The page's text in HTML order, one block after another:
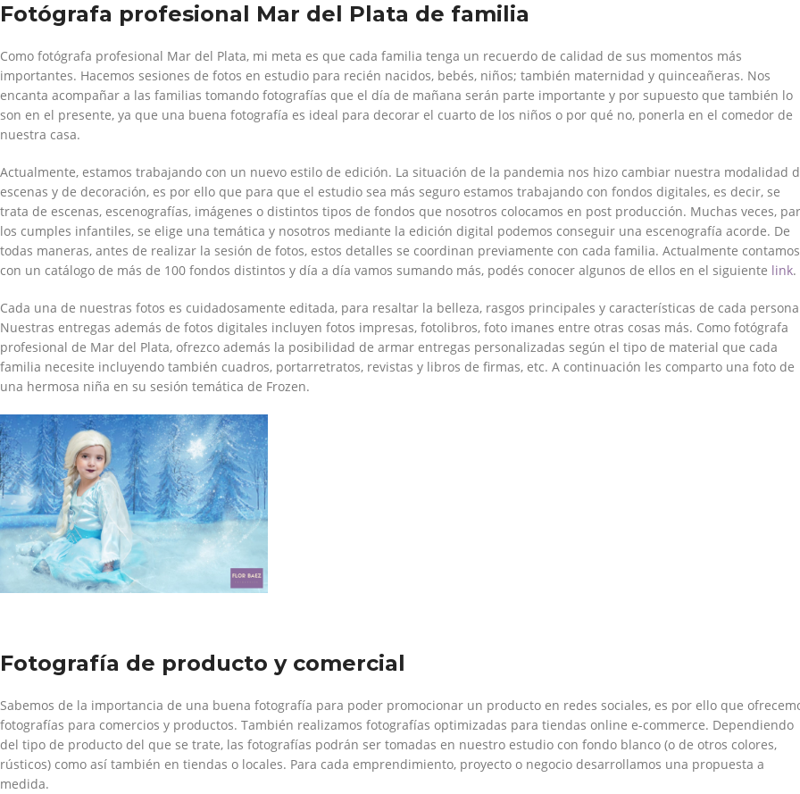
Fotógrafa profesional Mar del Plata de familia
Como fotógrafa profesional Mar del Plata, mi meta es que cada familia tenga un recuerdo de calidad de sus momentos más
importantes. Hacemos sesiones de fotos en estudio para recién nacidos, bebés, niños; también maternidad y quinceañeras. Nos
encanta acompañar a las familias tomando fotografías que el día de mañana serán parte importante y por supuesto que también lo
son en el presente, ya que una buena fotografía es ideal para decorar el cuarto de los niños o por qué no, ponerla en el comedor de
nuestra casa.
Actualmente, estamos trabajando con un nuevo estilo de edición. La situación de la pandemia nos hizo cambiar nuestra modalidad
escenas y de decoración, es por ello que para que el estudio sea más seguro estamos trabajando con fondos digitales, es decir, se
trata de escenas, escenografías, imágenes o distintos tipos de fondos que nosotros colocamos en post producción. Muchas veces,
los cumples infantiles, se elige una temática y nosotros mediante la edición digital podemos conseguir una escenografía acorde. De
todas maneras, antes de realizar la sesión de fotos, estos detalles se coordinan previamente con cada familia. Actualmente contamos
con un catálogo de más de 100 fondos distintos y día a día vamos sumando más, podés conocer algunos de ellos en el siguiente link.
Cada una de nuestras fotos es cuidadosamente editada, para resaltar la belleza, rasgos principales y características de cada
Nuestras entregas además de fotos digitales incluyen fotos impresas, fotolibros, foto imanes entre otras cosas más. Como fotógrafa
profesional de Mar del Plata, ofrezco además la posibilidad de armar entregas personalizadas según el tipo de material que cada
familia necesite incluyendo también cuadros, portarretratos, revistas y libros de firmas, etc. A continuación les comparto una foto de
una hermosa niña en su sesión temática de Frozen.
Fotografía de producto y comercial
Sabemos de la importancia de una buena fotografía para poder promocionar un producto en redes sociales, es por ello que
fotografías para comercios y productos. También realizamos fotografías optimizadas para tiendas online e-commerce. Dependiendo
del tipo de producto del que se trate, las fotografías podrán ser tomadas en nuestro estudio con fondo blanco (o de otros colores,
rústicos) como así también en tiendas o locales. Para cada emprendimiento, proyecto o negocio desarrollamos una propuesta a
medida.